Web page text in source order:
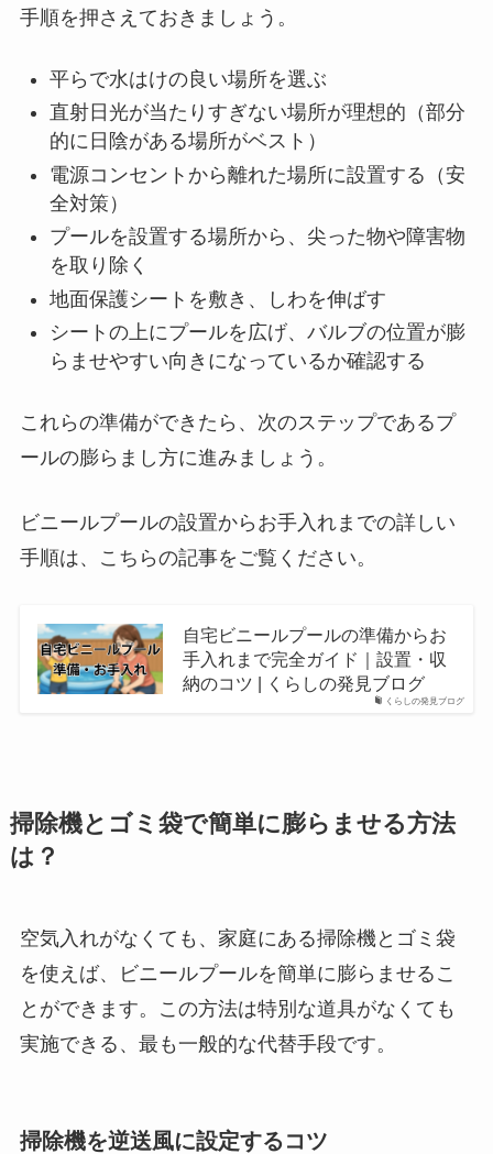
手順を押さえておきましょう。
平らで水はけの良い場所を選ぶ
直射日光が当たりすぎない場所が理想的（部分
的に日陰がある場所がベスト）
電源コンセントから離れた場所に設置する（安
全対策）
プールを設置する場所から、尖った物や障害物
を取り除く
地面保護シートを敷き、しわを伸ばす
シートの上にプールを広げ、バルブの位置が膨
らませやすい向きになっているか確認する
これらの準備ができたら、次のステップであるプ
ールの膨らまし方に進みましょう。
ビニールプールの設置からお手入れまでの詳しい
手順は、こちらの記事をご覧ください。
くらしの発見ブログ
自宅ビニールプールの準備からお
手入れまで完全ガイド｜設置・収
納のコツ | くらしの発見ブログ
掃除機とゴミ袋で簡単に膨らませる方法
は？
空気入れがなくても、家庭にある掃除機とゴミ袋
を使えば、ビニールプールを簡単に膨らませるこ
とができます。この方法は特別な道具がなくても
実施できる、最も一般的な代替手段です。
掃除機を逆送風に設定するコツ